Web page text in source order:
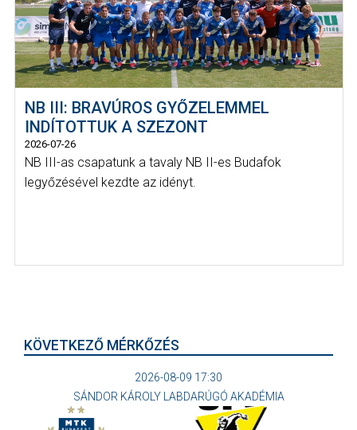
NB III: BRAVÚROS GYŐZELEMMEL
INDÍTOTTUK A SZEZONT
2026-07-26
NB III-as csapatunk a tavaly NB II-es Budafok
legyőzésével kezdte az idényt.
KÖVETKEZŐ MÉRKŐZÉS
2026-08-09 17:30
SÁNDOR KÁROLY LABDARÚGÓ AKADÉMIA